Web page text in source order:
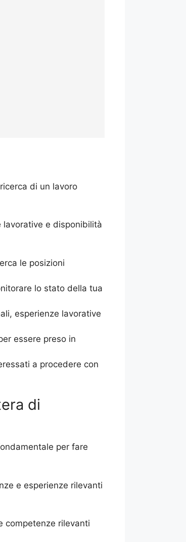
di un lavoro
lavorative e disponibilità
le posizioni
lo stato della tua
esperienze lavorative
essere preso in
a procedere con
di
per fare
e esperienze rilevanti
competenze rilevanti